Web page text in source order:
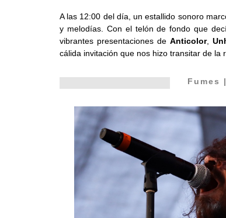
A las 12:00 del día, un estallido sonoro
y melodías. Con el telón de fondo que
vibrantes presentaciones de Anticolor,
cálida invitación que nos hizo transitar de la
Fumes |